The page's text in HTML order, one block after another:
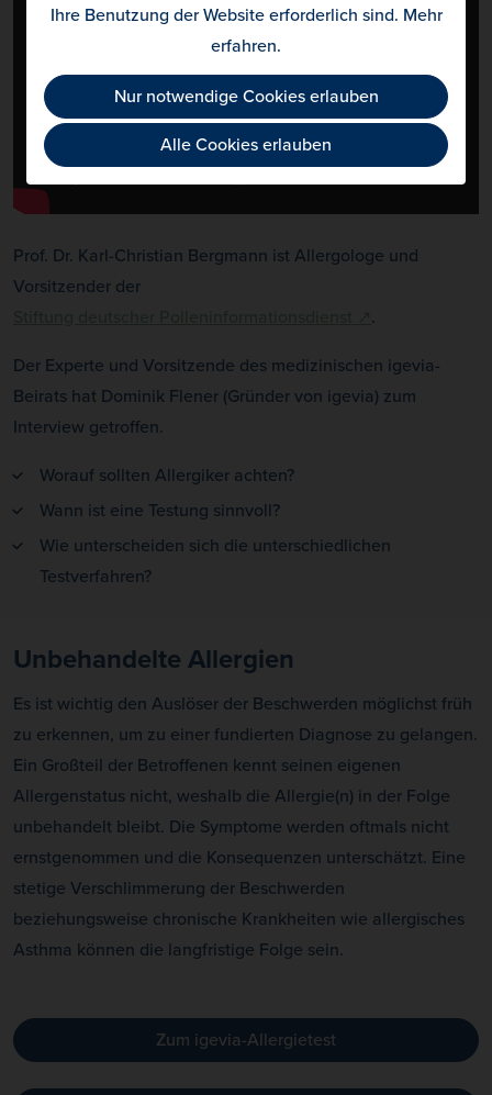
Prof. Dr. Karl-Christian Bergmann ist Allergologe und
Vorsitzender der
.
Der Experte und Vorsitzende des medizinischen igevia-
Beirats hat Dominik Flener (Gründer von igevia) zum
Interview getroffen.
Worauf sollten Allergiker achten?
Wann ist eine Testung sinnvoll?
Wie unterscheiden sich die unterschiedlichen
Testverfahren?
Unbehandelte Allergien
Es ist wichtig den Auslöser der Beschwerden möglichst früh
zu erkennen, um zu einer fundierten Diagnose zu gelangen.
Ein Großteil der Betroffenen kennt seinen eigenen
Allergenstatus nicht, weshalb die Allergie(n) in der Folge
unbehandelt bleibt. Die Symptome werden oftmals nicht
ernstgenommen und die Konsequenzen unterschätzt. Eine
stetige Verschlimmerung der Beschwerden
beziehungsweise chronische Krankheiten wie allergisches
Asthma können die langfristige Folge sein.
Zum igevia-Allergietest
Ihre Benutzung der Website erforderlich sind. Mehr
erfahren.
Nur notwendige Cookies erlauben
Alle Cookies erlauben